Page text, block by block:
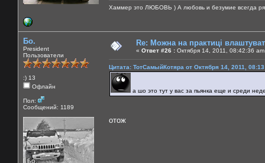
Хаммер это ЛЮБОВЬ ) А любовь и безумие всегда
Бо.
President
Пользователи
:) 13
Офлайн
Пол:
Сообщений: 1189
Re: Можна на практиці
« Ответ #26 : Октября 14, 2011, 08:42:36
Цитата: ТотСамыйКотяра от Октября 14, 2011,
а шо это тут у вас за пьянка еще и среди
отож